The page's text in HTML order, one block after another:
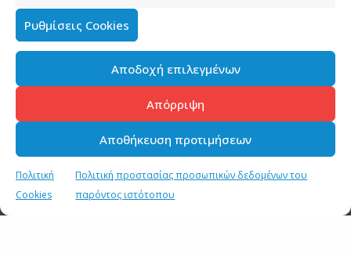
Ρυθμίσεις Cookies
Αποδοχή επιλεγμένων
Απόρριψη
Αποθήκευση προτιμήσεων
Πολιτική
Cookies
Πολιτική προστασίας προσωπικών δεδομένων του
παρόντος ιστότοπου